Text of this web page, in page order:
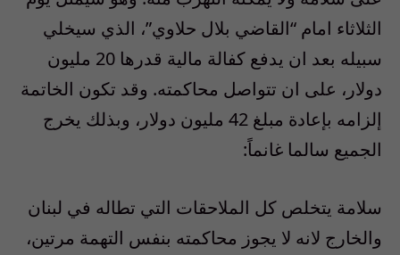
الثلاثاء امام “القاضي بلال حلاوي”، الذي سيخلي
سبيله بعد ان يدفع كفالة مالية قدرها 20 مليون
دولار، على ان تتواصل محاكمته. وقد تكون الخاتمة
إلزامه بإعادة مبلغ 42 مليون دولار، وبذلك يخرج
الجميع سالما غانماً:
سلامة يتخلص كل الملاحقات التي تطاله في لبنان
والخارج لانه لا يجوز محاكمته بنفس التهمة مرتين،